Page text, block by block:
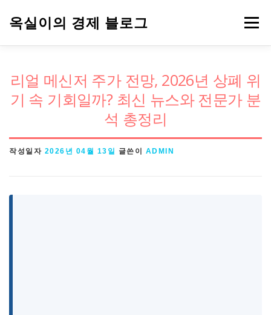
으
옥실이의 경제 블로그 메뉴
리얼 메신저 주가 전망, 2026년 상폐 위
기 속 기회일까? 최신 뉴스와 전문가 분
석 총정리
작성일자 2026년 04월 13일 글쓴이 ADMIN